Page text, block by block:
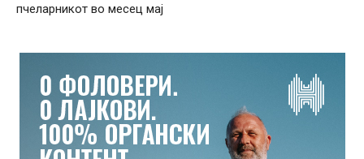
пчеларникот во месец мај